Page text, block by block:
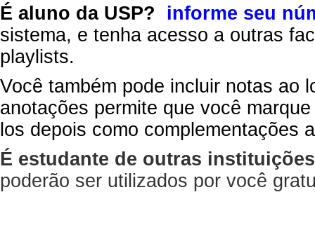
É aluno da USP?
informe seu
sistema, e tenha acesso a outras
playlists.
Você também pode incluir notas ao
anotações permite que você
los depois como complementações
É estudante de outras
poderão ser utilizados por você